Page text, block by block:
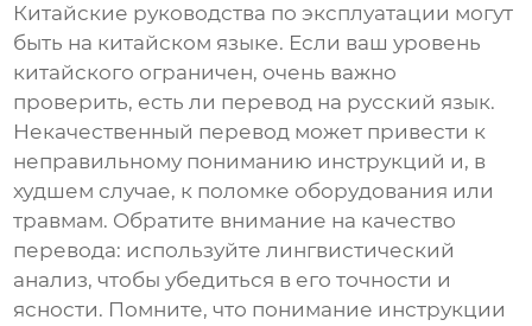
Китайские руководства по эксплуатации могут
быть на китайском языке. Если ваш уровень
китайского ограничен, очень важно
проверить, есть ли перевод на русский язык.
Некачественный перевод может привести к
неправильному пониманию инструкций и, в
худшем случае, к поломке оборудования или
травмам. Обратите внимание на качество
перевода: используйте лингвистический
анализ, чтобы убедиться в его точности и
ясности. Помните, что понимание инструкции